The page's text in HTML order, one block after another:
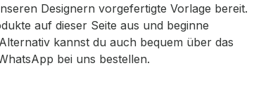
Designern vorgefertigte Vorlage bereit.
auf dieser Seite aus und beginne
kannst du auch bequem über das
bei uns bestellen.